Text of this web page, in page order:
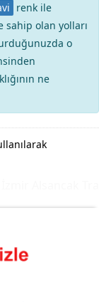
renk ile
sahip olan yolları
o
ne